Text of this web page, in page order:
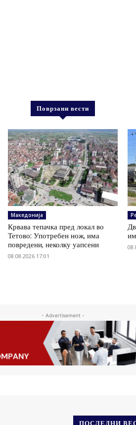
Поврзани вести
Македонија
Крвава тепачка пред локал во
Тетово: Употребен нож, има
повредени, неколку уапсени
08.08.2026 17:01
- Advertisement -
ПОСЛЕДНИ